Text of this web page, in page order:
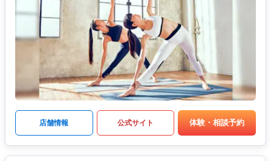
店舗情報 公式サイト 体験・相談予約